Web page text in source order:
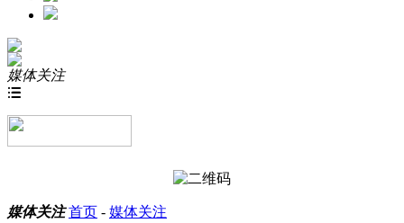
媒体关注

媒体关注 首页 - 媒体关注